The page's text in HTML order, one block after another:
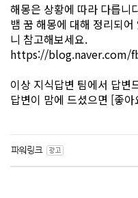
해몽은 상황에 따라 다릅니
뱀 꿈 해몽에 대해 정리되
니 참고해보세요.
https://blog.naver.com/
이상 지식답변 팀에서 답변
답변이 맘에 드셨으면 [좋